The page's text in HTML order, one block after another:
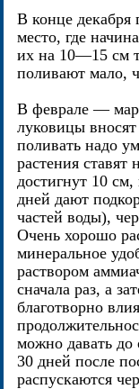
В конце декабря
место, где
их на 10—15 см
поливают мало,
В феврале —
луковицы
поливать надо
растения ставят
достигнут 10
дней дают
частей воды),
Очень хорошо
минеральное
раствором
сначала раз, а
благотворно
можно давать
30 дней после
распускаются